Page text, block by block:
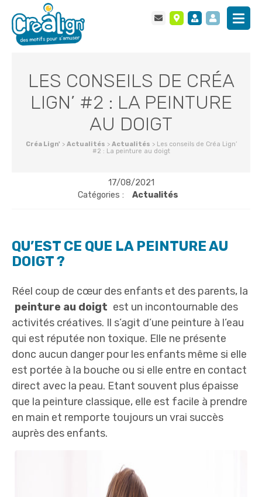
LES CONSEILS DE CRÉA
LIGN’ #2 : LA PEINTURE
AU DOIGT
Créa Lign' > Actualités > Actualités > Les conseils de Créa Lign’
#2 : La peinture au doigt
17/08/2021
Catégories :
Actualités
QU’EST CE QUE LA PEINTURE AU
DOIGT ?
Réel coup de cœur des enfants et des parents, la
peinture au doigt est un incontournable des
activités créatives. Il s’agit d’une peinture à l’eau
qui est réputée non toxique. Elle ne présente
donc aucun danger pour les enfants même si elle
est portée à la bouche ou si elle entre en contact
direct avec la peau. Etant souvent plus épaisse
que la peinture classique, elle est facile à prendre
en main et remporte toujours un vrai succès
auprès des enfants.